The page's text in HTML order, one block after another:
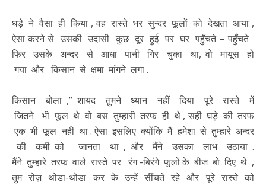
घड़े ने वैसा ही किया , वह रास्ते भर सुन्दर फूलों को देखता आया ,
ऐसा करने से उसकी उदासी कुछ दूर हुई पर घर पहुँचते – पहुँचते
फिर उसके अन्दर से आधा पानी गिर चुका था, वो मायूस हो
गया और किसान से क्षमा मांगने लगा .
किसान बोला ,” शायद तुमने ध्यान नहीं दिया पूरे रास्ते में
जितने भी फूल थे वो बस तुम्हारी तरफ ही थे , सही घड़े की तरफ
एक भी फूल नहीं था . ऐसा इसलिए क्योंकि मैं हमेशा से तुम्हारे अन्दर
की कमी को जानता था , और मैंने उसका लाभ उठाया .
मैंने तुम्हारे तरफ वाले रास्ते पर रंग -बिरंगे फूलों के बीज बो दिए थे ,
तुम रोज़ थोडा-थोडा कर के उन्हें सींचते रहे और पूरे रास्ते को